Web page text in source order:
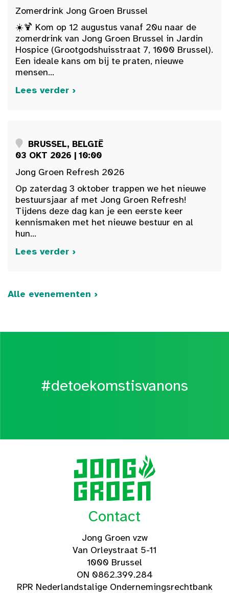
Zomerdrink Jong Groen Brussel
☀️🍹 Kom op 12 augustus vanaf 20u naar de
zomerdrink van Jong Groen Brussel in Jardin
Hospice (Grootgodshuisstraat 7, 1000 Brussel).
Een ideale kans om bij te praten, nieuwe
mensen...
Lees verder ›
BRUSSEL, BELGIË
03 OKT 2026 | 10:00
Jong Groen Refresh 2026
Op zaterdag 3 oktober trappen we het nieuwe
bestuursjaar af met Jong Groen Refresh!
Tijdens deze dag kan je een eerste keer
kennismaken met het nieuwe bestuur en al
hun...
Lees verder ›
Alle evenementen ›
#detoekomstisvanons
Contact
Jong Groen vzw
Van Orleystraat 5-11
1000 Brussel
ON 0862.399.284
RPR Nederlandstalige Ondernemingsrechtbank